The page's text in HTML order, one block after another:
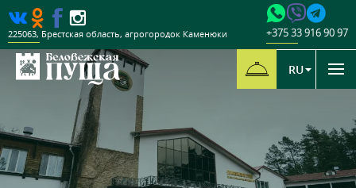
+375 33 916 90 97
225063, Брестская область, агрогородок Каменюки
RU